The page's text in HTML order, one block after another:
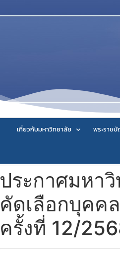
เกี่ยวกับมหาวิทยาลัย พระราช
ประกาศมหา
คัดเลือกบุคค
ครั้งที่ 12/